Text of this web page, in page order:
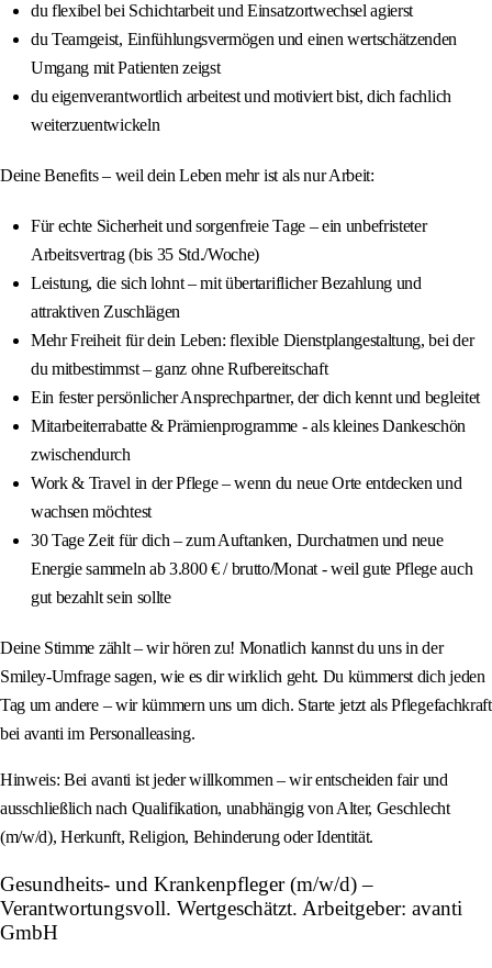
du flexibel bei Schichtarbeit und Einsatzortwechsel agierst
du Teamgeist, Einfühlungsvermögen und einen wertschätzenden
Umgang mit Patienten zeigst
du eigenverantwortlich arbeitest und motiviert bist, dich fachlich
weiterzuentwickeln
Deine Benefits – weil dein Leben mehr ist als nur Arbeit:
Für echte Sicherheit und sorgenfreie Tage – ein unbefristeter
Arbeitsvertrag (bis 35 Std./Woche)
Leistung, die sich lohnt – mit übertariflicher Bezahlung und
attraktiven Zuschlägen
Mehr Freiheit für dein Leben: flexible Dienstplangestaltung, bei der
du mitbestimmst – ganz ohne Rufbereitschaft
Ein fester persönlicher Ansprechpartner, der dich kennt und begleitet
Mitarbeiterrabatte & Prämienprogramme - als kleines Dankeschön
zwischendurch
Work & Travel in der Pflege – wenn du neue Orte entdecken und
wachsen möchtest
30 Tage Zeit für dich – zum Auftanken, Durchatmen und neue
Energie sammeln ab 3.800 € / brutto/Monat - weil gute Pflege auch
gut bezahlt sein sollte
Deine Stimme zählt – wir hören zu! Monatlich kannst du uns in der
Smiley-Umfrage sagen, wie es dir wirklich geht. Du kümmerst dich jeden
Tag um andere – wir kümmern uns um dich. Starte jetzt als Pflegefachkraft
bei avanti im Personalleasing.
Hinweis: Bei avanti ist jeder willkommen – wir entscheiden fair und
ausschließlich nach Qualifikation, unabhängig von Alter, Geschlecht
(m/w/d), Herkunft, Religion, Behinderung oder Identität.
Gesundheits- und Krankenpfleger (m/w/d) –
Verantwortungsvoll. Wertgeschätzt. Arbeitgeber: avanti
GmbH